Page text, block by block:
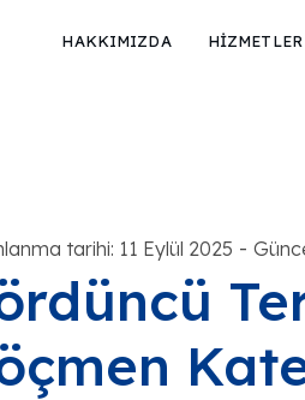
HAKKIMIZDA HİZMETLER
tarihi: 11 Eylül 2025 -